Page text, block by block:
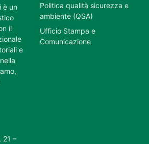
è un
il
e
21 –
Politica qualità sicurezza e
ambiente (QSA)
Ufficio Stampa e
Comunicazione